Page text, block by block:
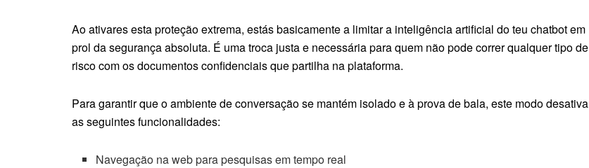
Ao ativares esta proteção extrema, estás basicamente a limitar a inteligência artificial do teu chatbot em
prol da segurança absoluta. É uma troca justa e necessária para quem não pode correr qualquer tipo de
risco com os documentos confidenciais que partilha na plataforma.
Para garantir que o ambiente de conversação se mantém isolado e à prova de bala, este modo desativa
as seguintes funcionalidades:
Navegação na web para pesquisas em tempo real